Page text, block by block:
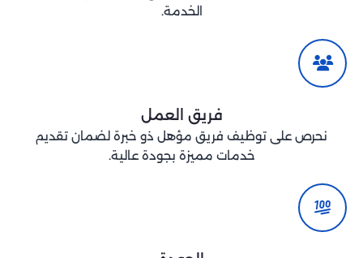
الخدمة.
فريق العمل
نحرص على توظيف فريق مؤهل ذو خبرة لضمان تقديم
خدمات مميزة بجودة عالية.